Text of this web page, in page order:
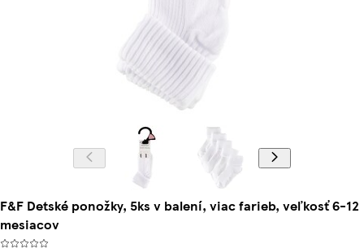
F&F Detské ponožky, 5ks v balení, viac farieb, veľkosť 6-12
mesiacov